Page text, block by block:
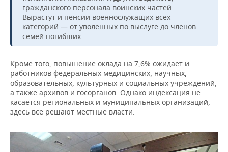
гражданского персонала воинских частей.
Вырастут и пенсии военнослужащих всех
категорий — от уволенных по выслуге до членов
семей погибших.
Кроме того, повышение оклада на 7,6% ожидает и
работников федеральных медицинских, научных,
образовательных, культурных и социальных учреждений,
а также архивов и госорганов. Однако индексация не
касается региональных и муниципальных организаций,
здесь все решают местные власти.